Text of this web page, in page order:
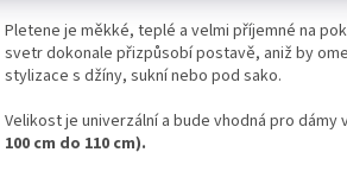
Pletene je měkké, teplé a velmi příjemné na
svetr dokonale přizpůsobí postavě, aniž by
stylizace s džíny, sukní nebo pod sako.
Velikost je univerzální a bude vhodná pro dámy
100 cm do 110 cm).